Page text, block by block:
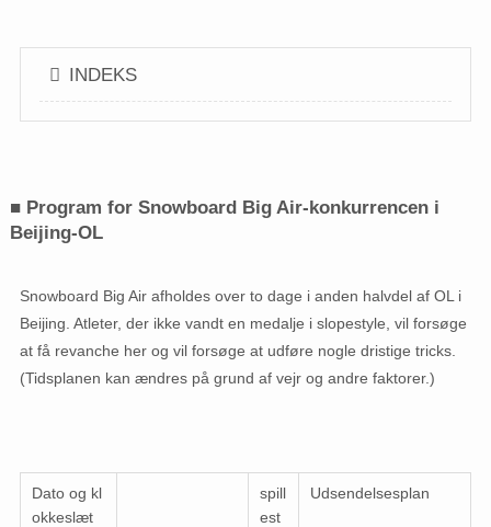
INDEKS
■ Program for Snowboard Big Air-konkurrencen i
Beijing-OL
Snowboard Big Air afholdes over to dage i anden halvdel af OL i
Beijing. Atleter, der ikke vandt en medalje i slopestyle, vil forsøge
at få revanche her og vil forsøge at udføre nogle dristige tricks.
(Tidsplanen kan ændres på grund af vejr og andre faktorer.)
Dato og kl
okkeslæt
spill
est
Udsendelsesplan